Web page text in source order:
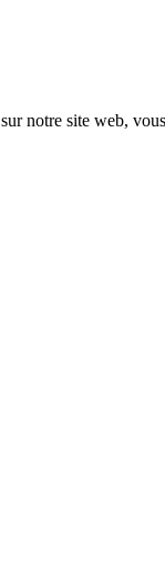
sur notre site web,